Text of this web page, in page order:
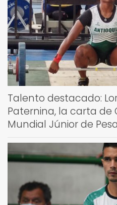
Talento destacado:
Paternina, la carta de
Mundial Júnior de